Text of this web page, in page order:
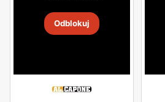
Odblokuj